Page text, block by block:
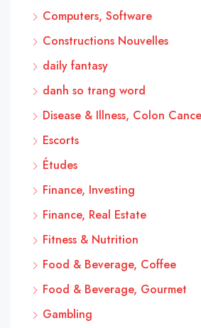
Computers, Software
Constructions Nouvelles
daily fantasy
danh so trang word
Disease & Illness, Colon
Escorts
Études
Finance, Investing
Finance, Real Estate
Fitness & Nutrition
Food & Beverage, Coffee
Food & Beverage, Gourmet
Gambling